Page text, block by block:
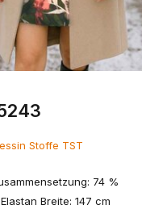
Stoffe TST
74 %
Breite: 147 cm